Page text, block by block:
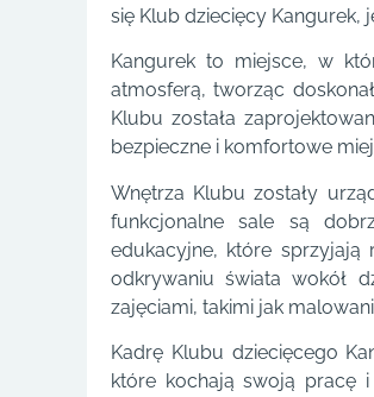
się Klub dziecięcy Kangurek,
Kangurek to miejsce, w
atmosferą, tworząc
Klubu została
bezpieczne i komfortowe
Wnętrza Klubu zostały
funkcjonalne sale są
edukacyjne, które sprzyjają
odkrywaniu świata wokół
zajęciami, takimi jak
Kadrę Klubu dziecięcego
które kochają swoją pracę